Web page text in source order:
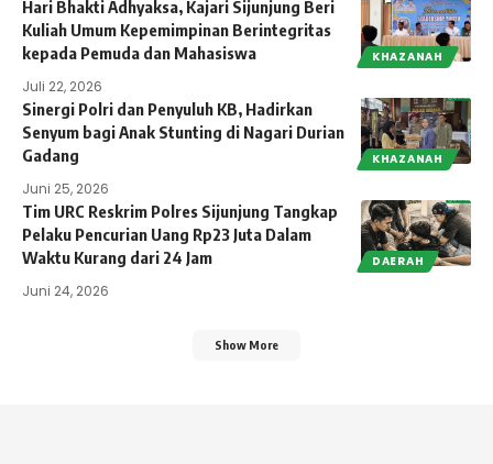
KHAZANAH
Hari Bhakti Adhyaksa, Kajari Sijunjung Beri
Kuliah Umum Kepemimpinan Berintegritas
kepada Pemuda dan Mahasiswa
Juli 22, 2026
KHAZANAH
Sinergi Polri dan Penyuluh KB, Hadirkan
Senyum bagi Anak Stunting di Nagari Durian
Gadang
Juni 25, 2026
DAERAH
Tim URC Reskrim Polres Sijunjung Tangkap
Pelaku Pencurian Uang Rp23 Juta Dalam
Waktu Kurang dari 24 Jam
Juni 24, 2026
Show More